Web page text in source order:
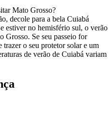
Mato Grosso?
decole para a bela Cuiabá
estiver no hemisfério sul, o verão
Grosso. Se seu passeio for
trazer o seu protetor solar e um
de verão de Cuiabá variam